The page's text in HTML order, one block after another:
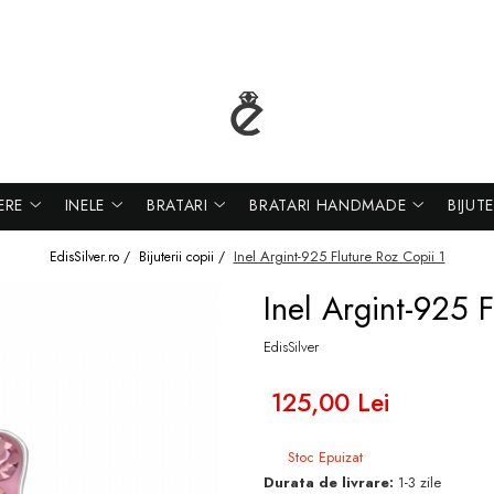
INELE BRATARI BRATARI HANDMADE
EdisSilver.ro / Bijuterii copii / Inel Argint-925 Fluture Roz Copii 1
Inel Argint-925
EdisSilver
125,00 Lei
Stoc Epuizat
Durata de livrare: 1-3 zile